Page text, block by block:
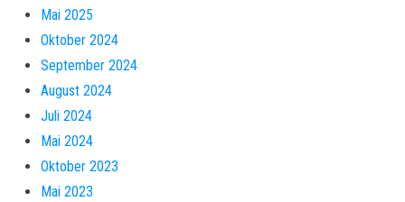
Mai 2025
Oktober 2024
September 2024
August 2024
Juli 2024
Mai 2024
Oktober 2023
Mai 2023